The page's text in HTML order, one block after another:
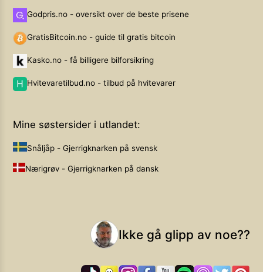
Godpris.no - oversikt over de beste prisene
GratisBitcoin.no - guide til gratis bitcoin
Kasko.no - få billigere bilforsikring
Hvitevaretilbud.no - tilbud på hvitevarer
Mine søstersider i utlandet:
Snåljåp - Gjerrigknarken på svensk
Nærigrøv - Gjerrigknarken på dansk
Ikke gå glipp av noe??